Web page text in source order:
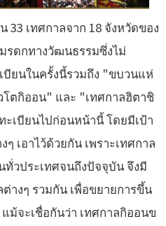
33 เทศกาลจาก 18 จังหวัดของ
รดกทางวัฒนธรรมซึ่งไม่
บียนในครั้งนี้รวมถึง "ขบวนแห่
โตกิออน" และ "เทศกาลฮิตาชิ
เบียนไปก่อนหน้านี้ โดยมีเป้า
เอาไว้ด้วยกัน เพราะเทศกาล
วประเทศจนถึงปัจจุบัน จึงมี
างๆ รวมกัน เพื่อขยายการขึ้น
ม้จะเชื่อกันว่า เทศกาลกิออนข